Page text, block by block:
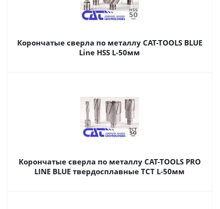
Корончатые сверла по металлу CAT-TOOLS BLUE
Line HSS L-50мм
Корончатые сверла по металлу CAT-TOOLS PRO
LINE BLUE твердосплавные TCT L-50мм